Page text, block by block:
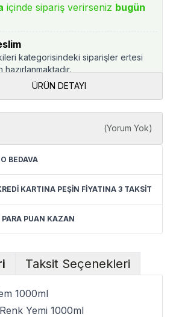
içinde sipariş verirseniz bugün
kategorisindeki siparişler ertesi
ÜRÜN DETAYI
(Yorum Yok)
BEDAVA
KARTINA PEŞİN FİYATINA 3 TAKSİT
PUAN KAZAN
Taksit Seçenekleri
1000ml
Yemi 1000ml